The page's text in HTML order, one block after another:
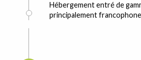
Hébergement entré de
principalement